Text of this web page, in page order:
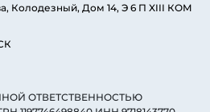
Колодезный, Дом 14, Э 6 П XIII КОМ
ОТВЕТСТВЕННОСТЬЮ